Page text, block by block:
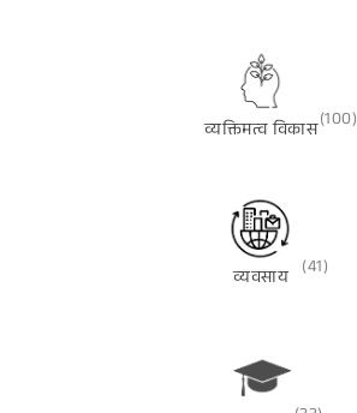
व्यक्तिमत्व विकास(100)
व्यवसाय (41)